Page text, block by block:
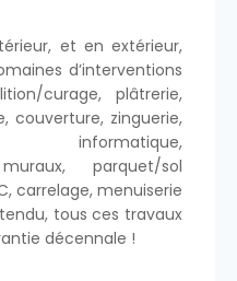
et en extérieur,
d’interventions
curage, plâtrerie,
couverture, zinguerie,
informatique,
parquet/sol
carrelage, menuiserie
tous ces travaux
décennale !